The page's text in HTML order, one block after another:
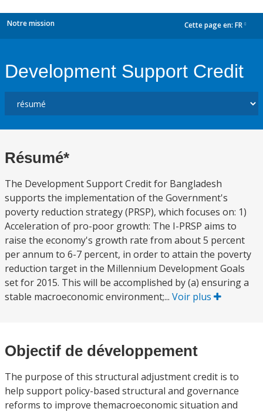
Notre mission Cette page en: FR
Development Support Credit
Résumé*
The Development Support Credit for Bangladesh
supports the implementation of the Government's
poverty reduction strategy (PRSP), which focuses on: 1)
Acceleration of pro-poor growth: The I-PRSP aims to
raise the economy's growth rate from about 5 percent
per annum to 6-7 percent, in order to attain the poverty
reduction target in the Millennium Development Goals
set for 2015. This will be accomplished by (a) ensuring a
stable macroeconomic environment;... Voir plus
Objectif de développement
The purpose of this structural adjustment credit is to
help support policy-based structural and governance
reforms to improve themacroeconomic situation and